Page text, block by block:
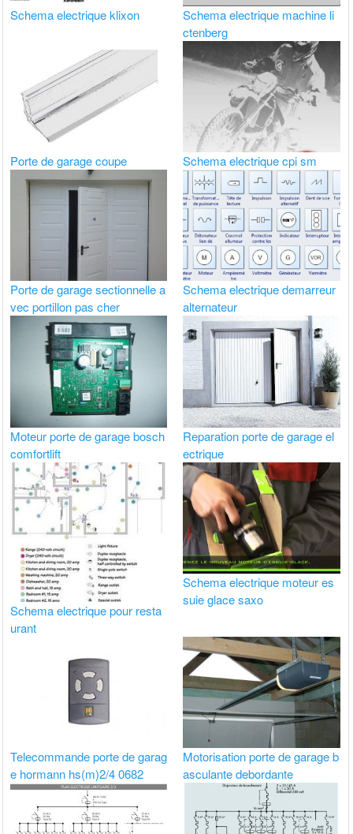
Schema electrique klixon
Schema electrique machine li
ctenberg
Porte de garage coupe Schema electrique cpi sm
Porte de garage sectionnelle a
vec portillon pas cher
Schema electrique demarreur
alternateur
Moteur porte de garage bosch
comfortlift
Reparation porte de garage el
ectrique
Schema electrique pour resta
urant
Schema electrique moteur es
suie glace saxo
Telecommande porte de garag
e hormann hs(m)2/4 0682
Motorisation porte de garage b
asculante debordante